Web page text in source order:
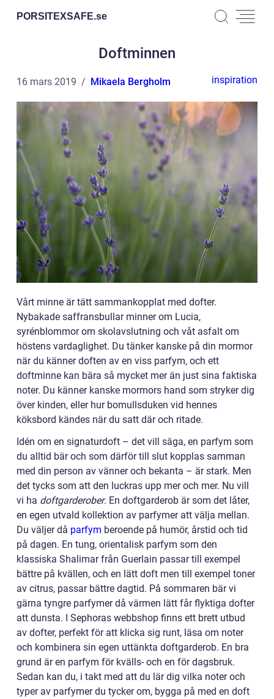
PORSITEXSAFE.se
Doftminnen
16 mars 2019 Mikaela Bergholm inspiration
Vårt minne är tätt sammankopplat med dofter.
Nybakade saffransbullar minner om Lucia,
syrénblommor om skolavslutning och våt asfalt om
höstens vardaglighet. Du tänker kanske på din mormor
när du känner doften av en viss parfym, och ett
doftminne kan bära så mycket mer än just sina faktiska
noter. Du känner kanske mormors hand som stryker dig
över kinden, eller hur bomullsduken vid hennes
köksbord kändes när du satt där och ritade.
Idén om en signaturdoft – det vill säga, en parfym som
du alltid bär och som därför till slut kopplas samman
med din person av vänner och bekanta – är stark. Men
det tycks som att den luckras upp mer och mer. Nu vill
vi ha doftgarderober. En doftgarderob är som det låter,
en egen utvald kollektion av parfymer att välja mellan.
Du väljer då parfym beroende på humör, årstid och tid
på dagen. En tung, orientalisk parfym som den
klassiska Shalimar från Guerlain passar till exempel
bättre på kvällen, och en lätt doft men till exempel toner
av citrus, passar bättre dagtid. På sommaren bär vi
gärna tyngre parfymer då värmen lätt får flyktiga dofter
att dunsta. I Sephoras webbshop finns ett brett utbud
av dofter, perfekt för att klicka sig runt, läsa om noter
och kombinera sin egen uttänkta doftgarderob. En bra
grund är en parfym för kvälls- och en för dagsbruk.
Sedan kan du, i takt med att du lär dig vilka noter och
typer av parfymer du tycker om, bygga på med en doft